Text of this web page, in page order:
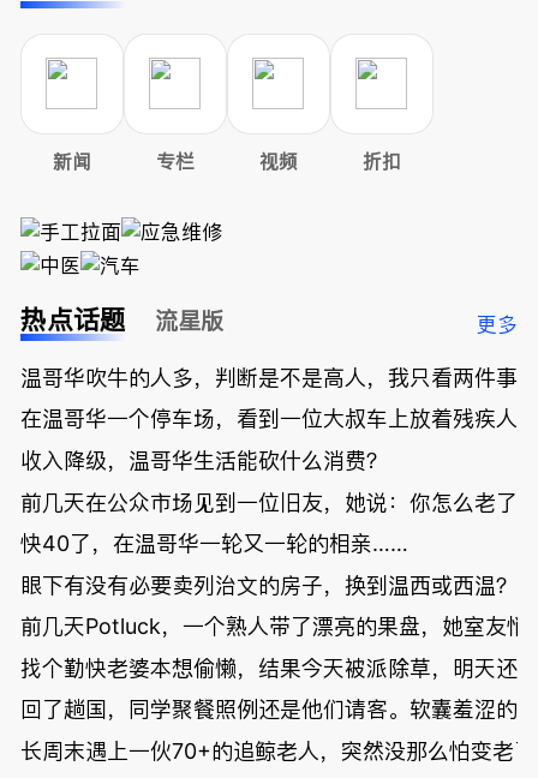
新闻 专栏 视频 折扣
热点话题 流星版 更多
温哥华吹牛的人多，判断是不是高人，我只看两件事
在温哥华一个停车场，看到一位大叔车上放着残疾人
收入降级，温哥华生活能砍什么消费？
前几天在公众市场见到一位旧友，她说：你怎么老了
快40了，在温哥华一轮又一轮的相亲……
眼下有没有必要卖列治文的房子，换到温西或西温？
前几天Potluck，一个熟人带了漂亮的果盘，她室友悄
找个勤快老婆本想偷懒，结果今天被派除草，明天还
回了趟国，同学聚餐照例还是他们请客。软囊羞涩的
长周末遇上一伙70+的追鲸老人，突然没那么怕变老了